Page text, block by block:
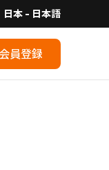
日本 - 日本語
会員登録